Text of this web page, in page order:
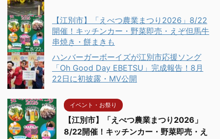
【江別市】「えべつ農業まつり2026」8/22
開催！キッチンカー・野菜即売・えぞ但馬牛
串焼き・餅まきも
ハンバーガーボーイズが江別市応援ソング
「Oh Good Day EBETSU」完成報告！8月
22日に初披露・MV公開
イベント・お祭り
【江別市】「えべつ農業まつり2026」
8/22開催！キッチンカー・野菜即売・え